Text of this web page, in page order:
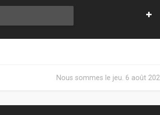
Nous sommes le jeu. 6 août